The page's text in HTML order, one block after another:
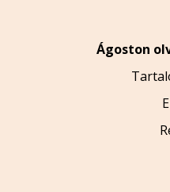
Ágoston